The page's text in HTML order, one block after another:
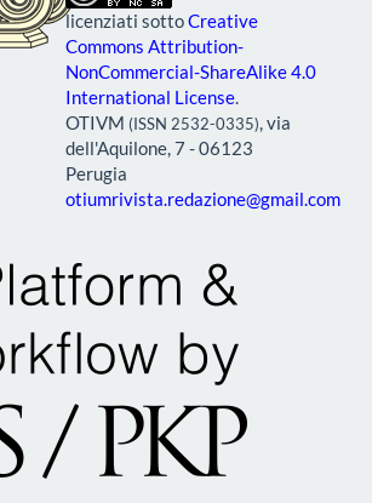
licenziati sottoCreative
Commons Attribution-
NonCommercial-ShareAlike 4.0
International License.
OTIVM (ISSN 2532-0335), via
dell'Aquilone, 7 - 06123
Perugia
otiumrivista.redazione@gmail.com